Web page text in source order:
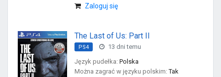
Zaloguj się
The Last of Us: Part II
PS4
13 dni temu
Język pudełka: Polska
Można zagrać w języku polskim: Tak